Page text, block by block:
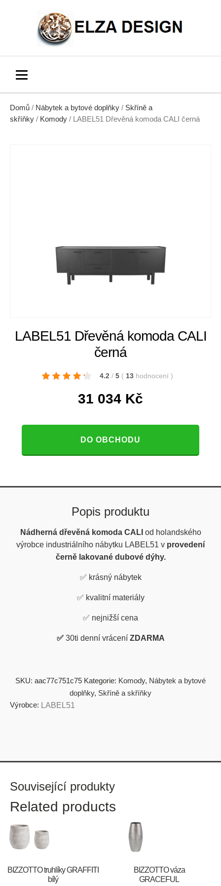
Domů / Nábytek a bytové doplňky / Skříně a
skříňky / Komody / LABEL51 Dřevěná komoda CALI černá
LABEL51 Dřevěná komoda CALI
černá
4.2 / 5 ( 13 hodnocení )
31 034 Kč
DO OBCHODU
Popis produktu
Nádherná dřevěná komoda CALI od holandského
výrobce industriálního nábytku LABEL51 v provedení
černě lakované dubové dýhy.
✅ krásný nábytek
✅ kvalitní materiály
✅ nejnižší cena
✅ 30ti denní vrácení ZDARMA
SKU: aac77c751c75 Kategorie: Komody, Nábytek a bytové
doplňky, Skříně a skříňky
Výrobce: LABEL51
Související produkty
Related products
BIZZOTTO truhlíky GRAFFITI
bílý
BIZZOTTO váza
GRACEFUL